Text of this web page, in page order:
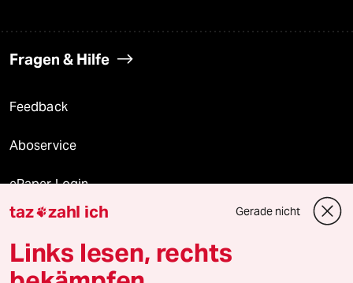
Fragen & Hilfe
Feedback
Aboservice
ePaper Login
Downloads für Abonnierende
taz zahl ich Gerade nicht
Links lesen, rechts